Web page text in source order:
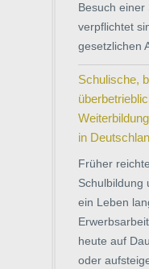
Besuch einer
verpflichtet
gesetzlichen
Schulische,
in
Früher
Schulbildung
ein Leben
heute auf
oder